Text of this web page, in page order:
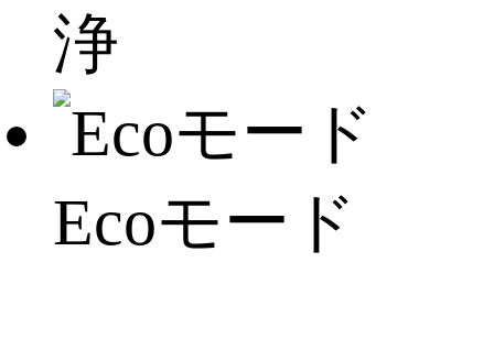
浄
Ecoモード